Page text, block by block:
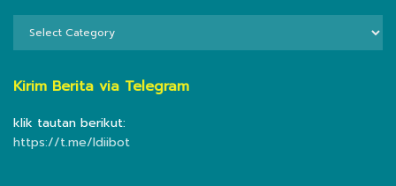
KATEGORI
Kirim Berita via Telegram
klik tautan berikut:
https://t.me/ldiibot